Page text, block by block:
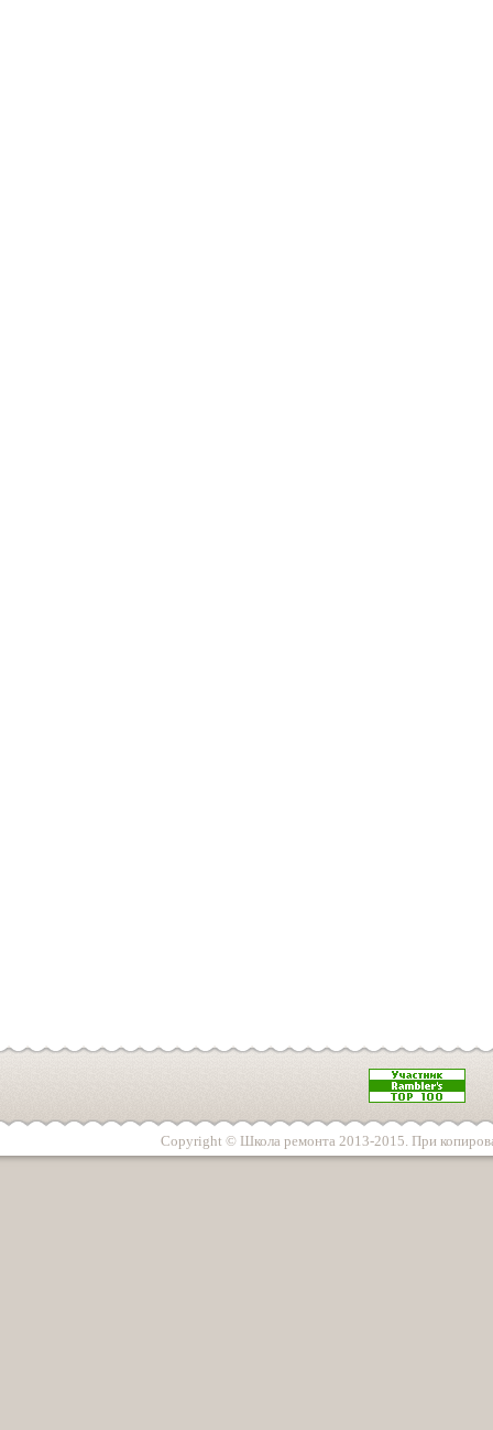
Copyright © Школа ремонта 2013-2015. При